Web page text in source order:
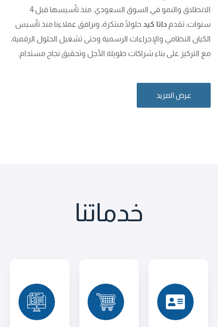
الانطلاق والنمو في السوق السعودي. منذ تأسيسها قبل 4
سنوات، تقدم داتا كيد حلولًا مبتكرة، ونرافق عملاءنا منذ تأسيس
الكيان النظامي والإجراءات الرسمية وحتى تشغيل الحلول الرقمية،
مع التركيز على بناء شراكات طويلة الأجل وتحقيق نجاح مستدام.
عرض المزيد
خدماتنا